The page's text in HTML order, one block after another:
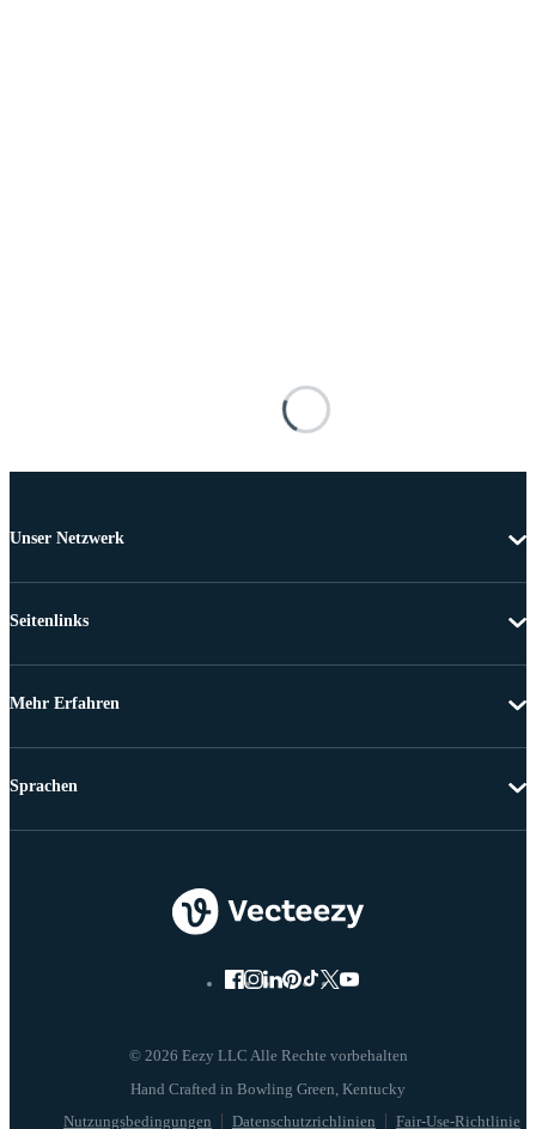
Unser Netzwerk
Seitenlinks
Mehr Erfahren
© 2026 Eezy LLC Alle Rechte vorbehalten
Nutzungsbedingungen Datenschutzrichlinien Fair-Use-Richtlinie
Sprachen